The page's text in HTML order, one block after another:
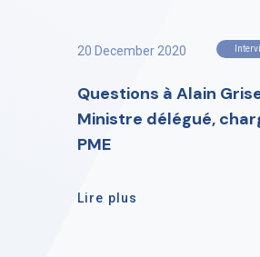
20 December 2020
Questions à Alain
Ministre délégué,
PME
Lire plus